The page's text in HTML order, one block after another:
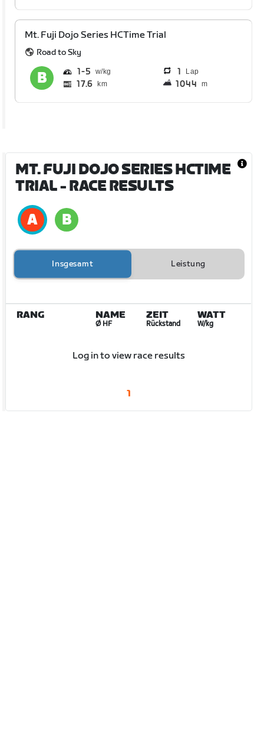
Mt. Fuji Dojo Series HCTime Trial
Road to Sky
1 5 1 Lap
17.6 km 1044 m
MT. FUJI DOJO SERIES HCTIME
TRIAL- RACE RESULTS
Insgesamt Leistung
RANG NAME
Ø HF
ZEIT
Rückstand
WATT
W/kg
Log in to view race results
1